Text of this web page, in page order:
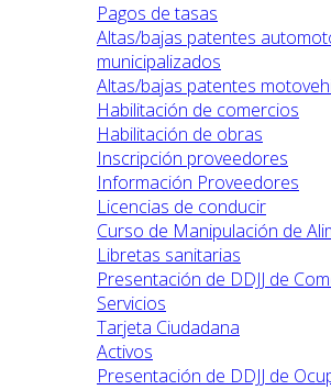
Pagos de tasas
Altas/bajas patentes
municipalizados
Altas/bajas patentes
Habilitación de comercios
Habilitación de obras
Inscripción proveedores
Información Proveedores
Licencias de conducir
Curso de Manipulación de
Libretas sanitarias
Presentación de DDJJ de
Servicios
Tarjeta Ciudadana
Activos
Presentación de DDJJ de